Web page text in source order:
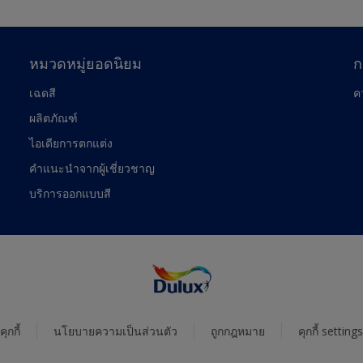
หมวดหมู่ยอดนิยม
เฉดสี
ผลิตภัณฑ์
ไอเดียการตกแต่ง
คำแนะนำจากผู้เชี่ยวชาญ
บริการออกแบบสี
คุกกี้ นโยบายความเป็นส่วนตัว ถูกกฎหมาย คุกกี้ settings